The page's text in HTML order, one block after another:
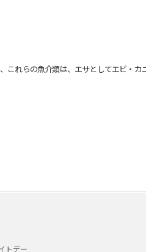
れらの魚介類は、エサとしてエビ・カ
トデー